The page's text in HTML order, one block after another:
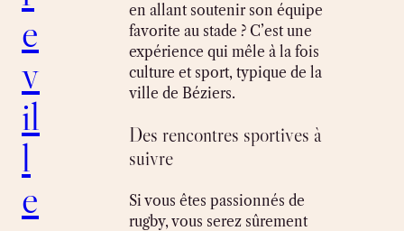
e
v
il
l
e
en allant soutenir son équipe
favorite au stade ? C’est une
expérience qui mêle à la fois
culture et sport, typique de la
ville de Béziers.
Des rencontres sportives à
suivre
Si vous êtes passionnés de
rugby, vous serez sûrement